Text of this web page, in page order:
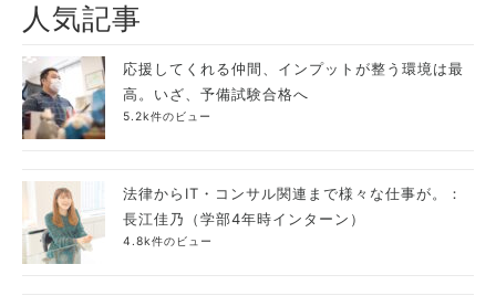
人気記事
応援してくれる仲間、インプットが整う環境は最
高。いざ、予備試験合格へ
5.2k件のビュー
法律からIT・コンサル関連まで様々な仕事が。：
長江佳乃（学部4年時インターン）
4.8k件のビュー